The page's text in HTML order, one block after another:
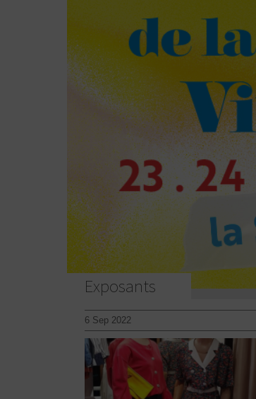
Exposants
6 Sep 2022